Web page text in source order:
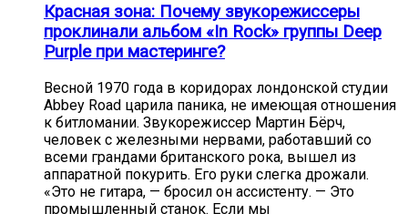
Красная зона: Почему звукорежиссеры
проклинали альбом «In Rock» группы Deep
Purple при мастеринге?
Весной 1970 года в коридорах лондонской студии
Abbey Road царила паника, не имеющая отношения
к битломании. Звукорежиссер Мартин Бёрч,
человек с железными нервами, работавший со
всеми грандами британского рока, вышел из
аппаратной покурить. Его руки слегка дрожали.
«Это не гитара, — бросил он ассистенту. — Это
промышленный станок. Если мы